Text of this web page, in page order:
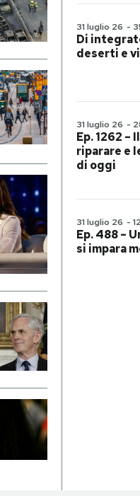
31 luglio 26 -
Di
deserti e
31 luglio 26 -
Ep. 1262
riparare e
di oggi
31 luglio 26 -
Ep. 488 –
si impara